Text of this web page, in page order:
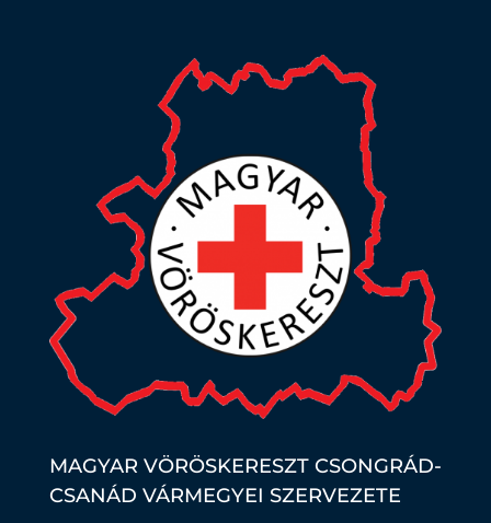
MAGYAR VÖRÖSKERESZT CSONGRÁD-
CSANÁD VÁRMEGYEI SZERVEZETE